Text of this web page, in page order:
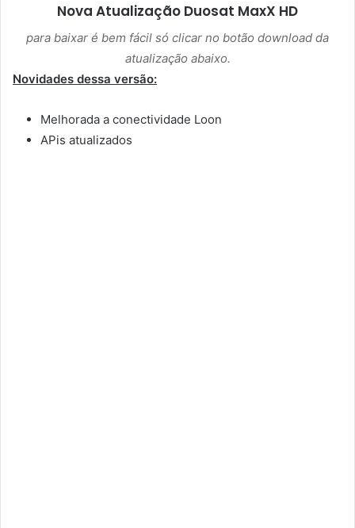
Nova Atualização Duosat MaxX HD
para baixar é bem fácil só clicar no botão download da
atualização abaixo.
Novidades dessa versão:
Melhorada a conectividade Loon
APis atualizados